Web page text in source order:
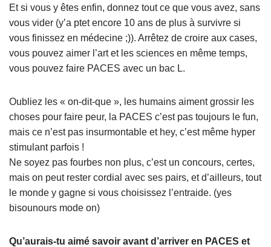
Et si vous y êtes enfin, donnez tout ce que vous avez, sans
vous vider (y’a ptet encore 10 ans de plus à survivre si
vous finissez en médecine ;)). Arrêtez de croire aux cases,
vous pouvez aimer l’art et les sciences en même temps,
vous pouvez faire PACES avec un bac L.
Oubliez les « on-dit-que », les humains aiment grossir les
choses pour faire peur, la PACES c’est pas toujours le fun,
mais ce n’est pas insurmontable et hey, c’est même hyper
stimulant parfois !
Ne soyez pas fourbes non plus, c’est un concours, certes,
mais on peut rester cordial avec ses pairs, et d’ailleurs, tout
le monde y gagne si vous choisissez l’entraide. (yes
bisounours mode on)
Qu’aurais-tu aimé savoir avant d’arriver en PACES et